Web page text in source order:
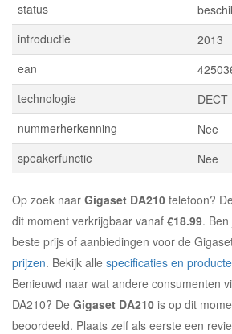
status
introductie
2013
ean
technologie
DECT
nummerherkenning
Nee
speakerfunctie
Nee
Op zoek naar Gigaset DA210 telefoon?
dit moment verkrijgbaar vanaf €18.99.
beste prijs of aanbiedingen voor de
prijzen. Bekijk alle specificaties en
Benieuwd naar wat andere consumenten
DA210? De Gigaset DA210 is op dit
beoordeeld. Plaats zelf als eerste een